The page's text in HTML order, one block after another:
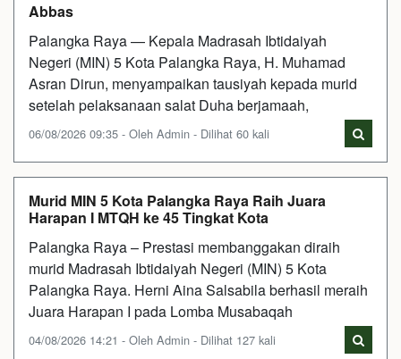
Abbas
Palangka Raya — Kepala Madrasah Ibtidaiyah
Negeri (MIN) 5 Kota Palangka Raya, H. Muhamad
Asran Dirun, menyampaikan tausiyah kepada murid
setelah pelaksanaan salat Duha berjamaah,
06/08/2026 09:35 - Oleh Admin - Dilihat 60 kali
Murid MIN 5 Kota Palangka Raya Raih Juara
Harapan I MTQH ke 45 Tingkat Kota
Palangka Raya – Prestasi membanggakan diraih
murid Madrasah Ibtidaiyah Negeri (MIN) 5 Kota
Palangka Raya. Herni Aina Salsabila berhasil meraih
Juara Harapan I pada Lomba Musabaqah
04/08/2026 14:21 - Oleh Admin - Dilihat 127 kali